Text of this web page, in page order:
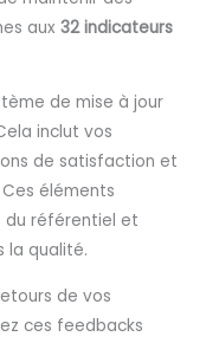
aux32 indicateurs
de mise à jour
inclut vos
de satisfaction et
éléments
référentiel et
la qualité.
de vos
ces feedbacks